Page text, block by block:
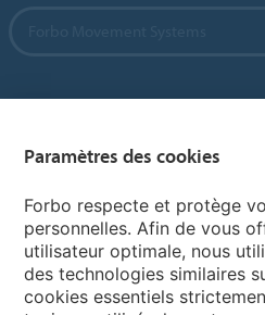
My Forbo
LEXIQUE
Paramètres des cookies
Forbo respecte et protège
personnelles. Afin de vous
utilisateur optimale, nous
des technologies similaires
cookies essentiels